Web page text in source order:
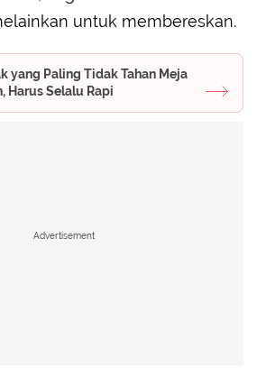
untuk membereskan.
yang Paling Tidak Tahan Meja
Harus Selalu Rapi
Advertisement